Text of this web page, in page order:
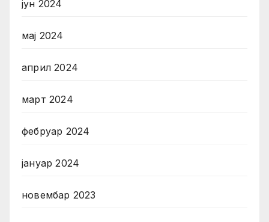
јун 2024
мај 2024
април 2024
март 2024
фебруар 2024
јануар 2024
новембар 2023